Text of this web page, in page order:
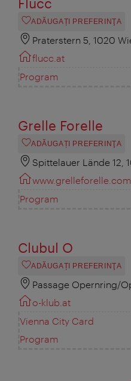
Flucc
ADĂUGAȚI PREFERINŢA
Praterstern 5, 1020
flucc.at
Program
Grelle Forelle
ADĂUGAȚI PREFERINŢA
Spittelauer Lände 12,
www.grelleforelle.com
Program
Clubul O
ADĂUGAȚI PREFERINŢA
Passage Opernring/
o-klub.at
Vienna City Card
Program